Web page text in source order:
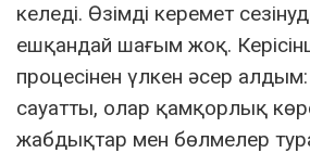
келеді. Өзімді керемет
ешқандай шағым жоқ.
процесінен үлкен әсер
сауатты, олар қамқорлық
жабдықтар мен бөлмелер